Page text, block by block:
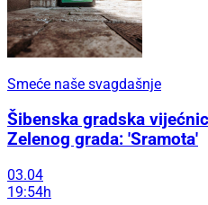
Smeće naše svagdašnje
Šibenska gradska
Zelenog grada: 'Sramota'
03.04
19:54h